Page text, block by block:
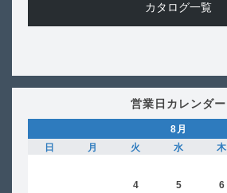
カタログ一覧
営業日カレンダー
8 月
日
月 火 水 木
4 5 6